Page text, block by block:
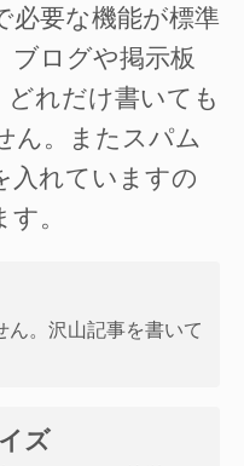
必要な機能が標準
ブログや掲示板
れだけ書いても
ん。またスパム
入れていますの
。
。沢山記事を書いて
ズ